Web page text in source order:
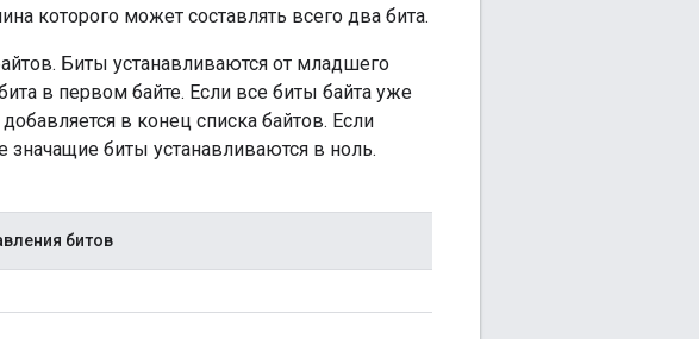
которого может составлять всего два бита.
Биты устанавливаются от младшего
в первом байте. Если все биты байта уже
в конец списка байтов. Если
значащие биты устанавливаются в ноль.
битов